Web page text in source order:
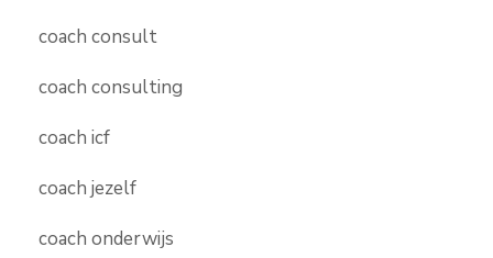
coach consult
coach consulting
coach icf
coach jezelf
coach onderwijs